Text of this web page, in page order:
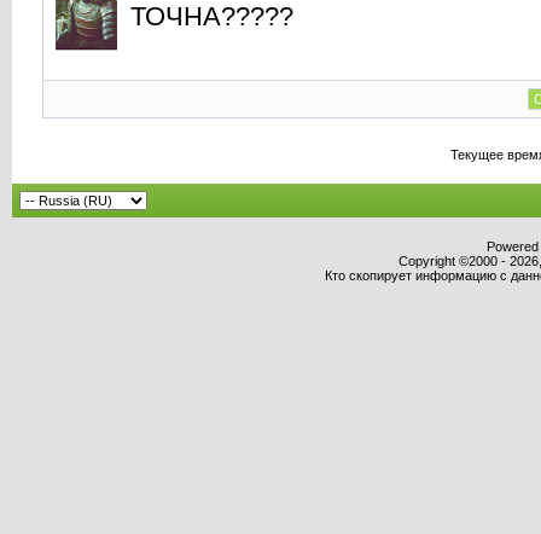
ТОЧНА?????
Текущее
Copyright ©2000 -
Кто скопирует информацию с